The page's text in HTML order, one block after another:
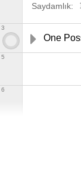
Saydamlık:
One
3
5
6